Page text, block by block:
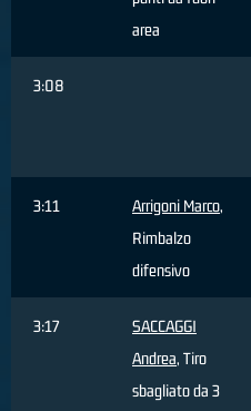
area
3:08
3:11 Arrigoni Marco,
Rimbalzo
difensivo
3:17
SACCAGGI
Andrea, Tiro
sbagliato da 3